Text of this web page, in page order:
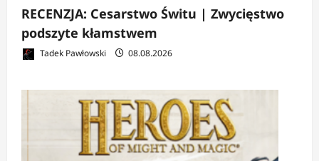
RECENZJA: Cesarstwo Świtu | Zwycięstwo
podszyte kłamstwem
Tadek Pawłowski 08.08.2026